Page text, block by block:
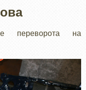
переворота на